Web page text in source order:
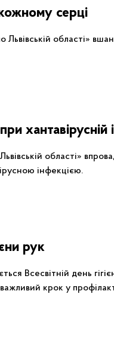
серці
області»
хантавірусній
області»
інфекцією.
рук
Всесвітній день
крок у